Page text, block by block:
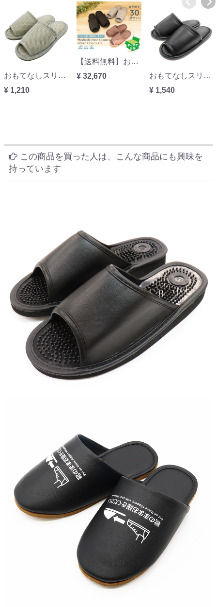
おもてなしスリッパ(業務用) 洗えるメッシュスリッパ
¥ 1,210
【送料無料】おもてなしスリッパ(業務用) 洗えるメッシュスリッパ 30足セット
¥ 32,670
おもてなしスリッパ(業務用) 拭けるビニールスリッパ(スタンダードタイプ)
¥ 1,540
この商品を買った人は、こんな商品にも興味を
持っています